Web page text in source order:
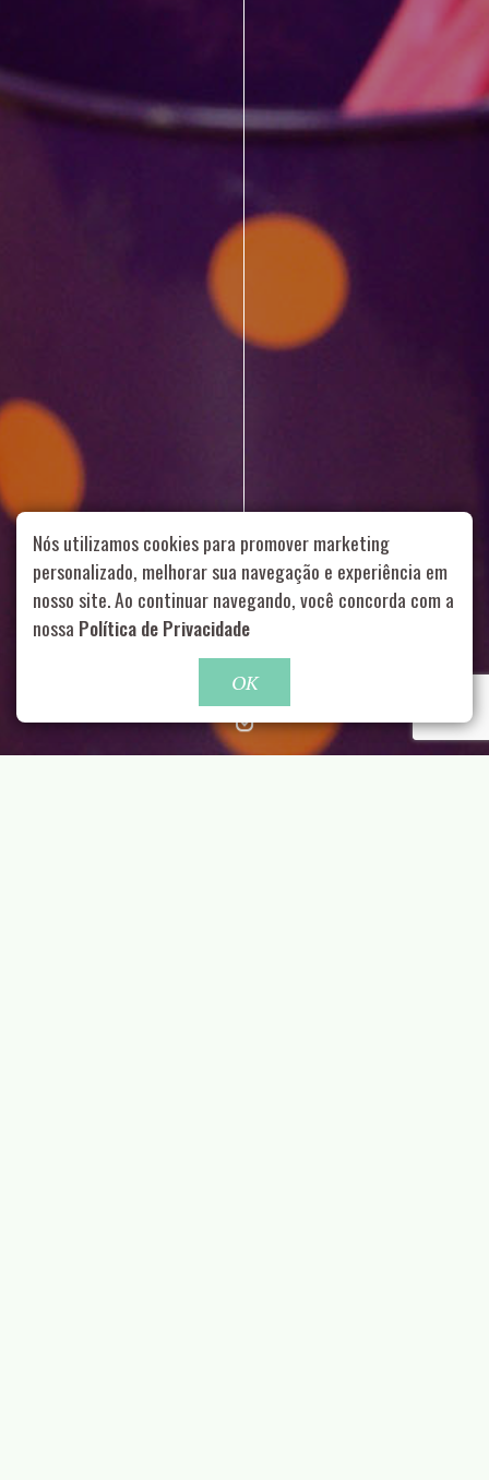
Rua Aurélia, 1714 – Vila Romana, São Paulo – SP | 55 11
99178-5848
contato@nucleofood.com
Role para continar
Nós utilizamos cookies para promover marketing
personalizado, melhorar sua navegação e experiência em
nosso site. Ao continuar navegando, você concorda com a
nossa Política de Privacidade
OK